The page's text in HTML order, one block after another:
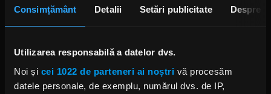
Consimțământ Detalii Setări publicitate Despre
Utilizarea responsabilă a datelor dvs.
Noi și cei 1022 de parteneri ai noștri vă procesăm
datele personale, de exemplu, numărul dvs. de IP,
Ghost
GHOST TOBIAS FORGE INTERVIU TOBIAS FORGE PAPA EMERITUS